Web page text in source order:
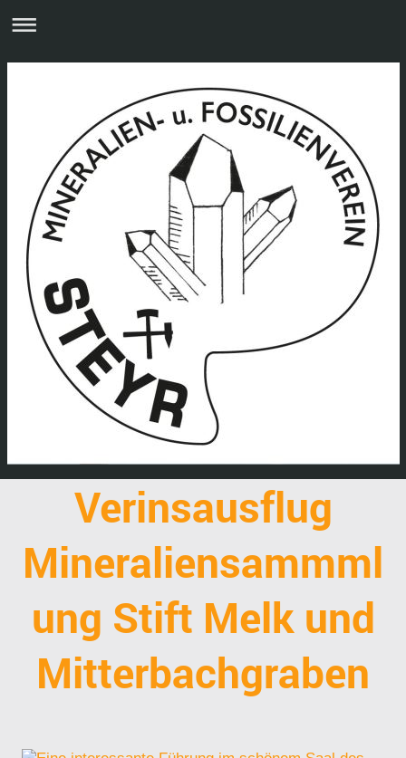
Verinsausflug
Mineraliensammml
ung Stift Melk und
Mitterbachgraben